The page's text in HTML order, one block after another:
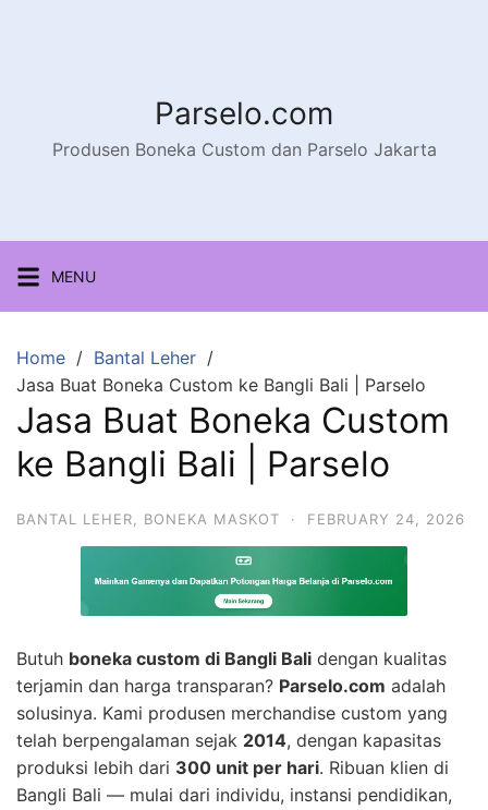
Parselo.com
Produsen Boneka Custom dan Parselo Jakarta
MENU
Home
Bantal Leher
Jasa Buat Boneka Custom ke Bangli Bali | Parselo
Jasa Buat Boneka Custom
ke Bangli Bali | Parselo
BANTAL LEHER BONEKA MASKOT · FEBRUARY 24, 2026
Butuh boneka custom di Bangli Bali dengan kualitas
terjamin dan harga transparan? Parselo.com adalah
solusinya. Kami produsen merchandise custom yang
telah berpengalaman sejak 2014, dengan kapasitas
produksi lebih dari 300 unit per hari. Ribuan klien di
Bangli Bali — mulai dari individu, instansi pendidikan,